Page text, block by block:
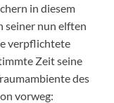
in diesem
seiner nun elften
verpflichtete
Zeit seine
des
vorweg: